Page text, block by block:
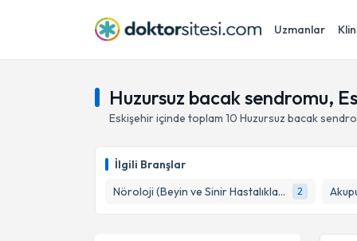
Uzmanlar
Huzursuz bacak sendromu,
Eskişehiriçinde toplam 10 Huzursuz bacak
İlgili Branşlar
Nöroloji (Beyin ve Sinir Hastalıkları)
2